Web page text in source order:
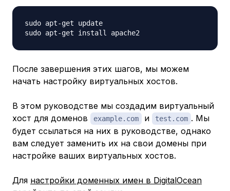
sudo apt-get update
После завершения этих шагов, мы можем
начать настройку виртуальных хостов.
В этом руководстве мы создадим виртуальный
хост для доменов
example.com и test.com . Мы
будет ссылаться на них в руководстве, однако
вам следует заменить их на свои домены при
настройке ваших виртуальных хостов.
Для настройки доменных имен в DigitalOcean